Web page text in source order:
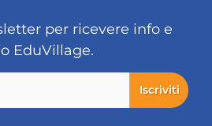
per ricevere info e
EduVillage.